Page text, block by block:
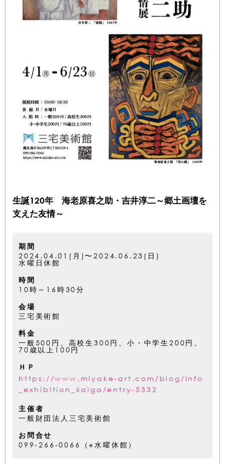
生誕120年 海老原喜之助・吉井淳二～郷土画壇を
支えた友情～
期間
2024.04.01(月)〜2024.06.23(日)
水曜日休館
時間
10時～16時30分
会場
三宅美術館
料金
一般500円、高校生300円、小・中学生200円、
70歳以上100円
ＨＰ
https://www.miyake-art.com/blog/info
_exhibition_kaiga/entry-5332
主催者
一般財団法人三宅美術館
お問合せ
099-266-0066（※水曜休館）